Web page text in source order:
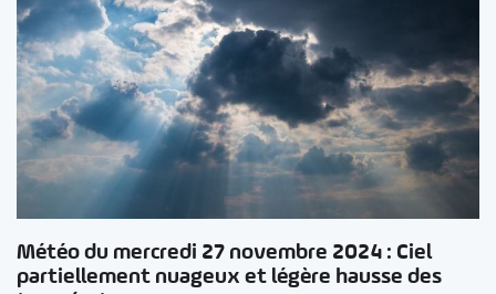
Météo du mercredi 27 novembre 2024 : Ciel
partiellement nuageux et légère hausse des